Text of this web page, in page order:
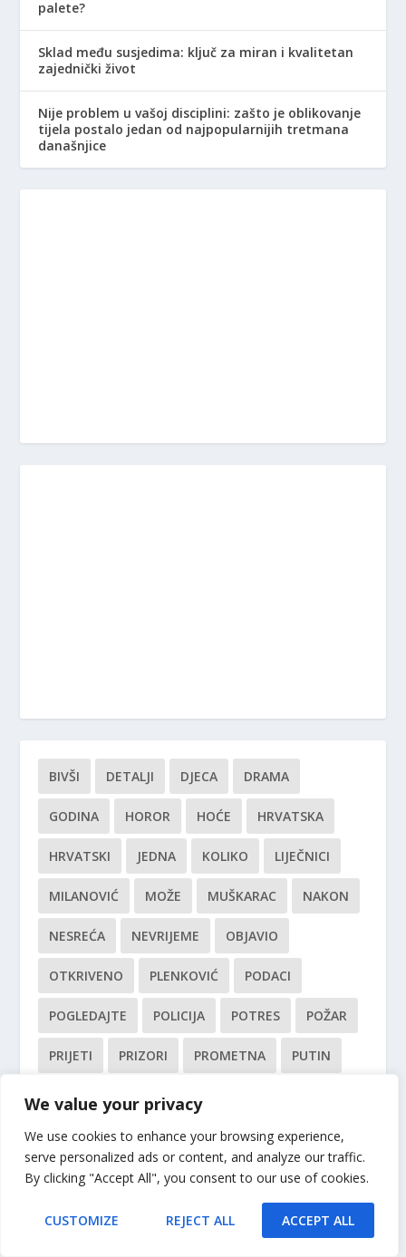
We value your privacy
We use cookies to enhance your browsing experience,
serve personalized ads or content, and analyze our traffic.
By clicking "Accept All", you consent to our use of cookies.
CUSTOMIZE REJECT ALL ACCEPT ALL
palete?
Sklad među susjedima: ključ za miran i kvalitetan
zajednički život
Nije problem u vašoj disciplini: zašto je oblikovanje
tijela postalo jedan od najpopularnijih tretmana
današnjice
BIVŠI DETALJI DJECA DRAMA
GODINA HOROR HOĆE HRVATSKA
HRVATSKI JEDNA KOLIKO LIJEČNICI
MILANOVIĆ MOŽE MUŠKARAC NAKON
NESREĆA NEVRIJEME OBJAVIO
OTKRIVENO PLENKOVIĆ PODACI
POGLEDAJTE POLICIJA POTRES POŽAR
PRIJETI PRIZORI PROMETNA PUTIN
RUSIJA
TISUĆE TRAGEDIJA TRUMP
UPOZORENJE USKORO UŽIVO UŽAS
VIDEO VIŠE ZELENSKI ČETIRI